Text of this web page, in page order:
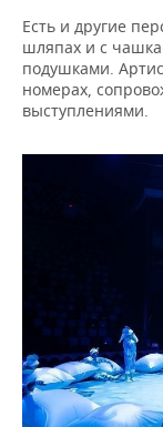
Есть и другие
шляпах и с
подушками.
номерах,
выступлениями.